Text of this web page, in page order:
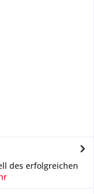
des erfolgreichen